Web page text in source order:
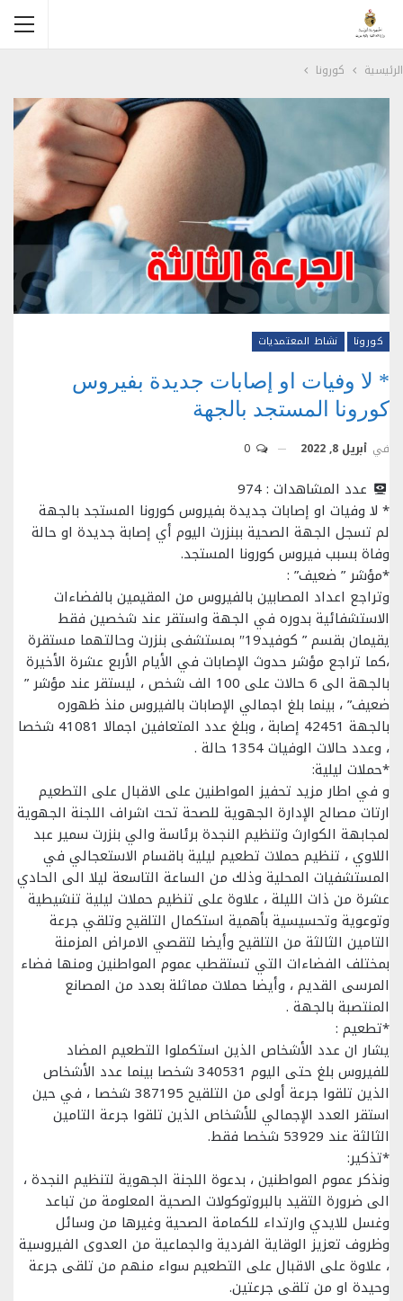
الرئيسية كورونا
كورونا نشاط المعتمديات
* لا وفيات او إصابات جديدة بفيروس
كورونا المستجد بالجهة
في أبريل 8, 2022
عدد المشاهدات :974
* لا وفيات او إصابات جديدة بفيروس كورونا المستجد بالجهة
لم تسجل الجهة الصحية ببنزرت اليوم أي إصابة جديدة او حالة
وفاة بسبب فيروس كورونا المستجد.
*مؤشر ” ضعيف” :
وتراجع اعداد المصابين بالفيروس من المقيمين بالفضاءات
الاستشفائية بدوره في الجهة واستقر عند شخصين فقط
يقيمان بقسم ” كوفيد19″ بمستشفى بنزرت وحالتهما مستقرة
،كما تراجع مؤشر حدوث الإصابات في الأيام الأربع عشرة الأخيرة
بالجهة الى 6 حالات على 100 الف شخص ، ليستقر عند مؤشر ”
ضعيف” ، بينما بلغ اجمالي الإصابات بالفيروس منذ ظهوره
بالجهة 42451 إصابة ، وبلغ عدد المتعافين اجمالا 41081 شخصا
، وعدد حالات الوفيات 1354 حالة .
*حملات ليلية:
و في اطار مزيد تحفيز المواطنين على الاقبال على التطعيم
ارتات مصالح الإدارة الجهوية للصحة تحت اشراف اللجنة الجهوية
لمجابهة الكوارث وتنظيم النجدة برئاسة والي بنزرت سمير عبد
اللاوي ، تنظيم حملات تطعيم ليلية باقسام الاستعجالي في
المستشفيات المحلية وذلك من الساعة التاسعة ليلا الى الحادي
عشرة من ذات الليلة ، علاوة على تنظيم حملات ليلية تنشيطية
وتوعوية وتحسيسية بأهمية استكمال التلقيح وتلقي جرعة
التامين الثالثة من التلقيح وأيضا لتقصي الامراض المزمنة
بمختلف الفضاءات التي تستقطب عموم المواطنين ومنها فضاء
المرسى القديم ، وأيضا حملات مماثلة بعدد من المصانع
المنتصبة بالجهة .
*تطعيم :
يشار ان عدد الأشخاص الذين استكملوا التطعيم المضاد
للفيروس بلغ حتى اليوم 340531 شخصا بينما عدد الأشخاص
الذين تلقوا جرعة أولى من التلقيح 387195 شخصا ، في حين
استقر العدد الإجمالي للأشخاص الذين تلقوا جرعة التامين
الثالثة عند 53929 شخصا فقط.
*تذكير:
ونذكر عموم المواطنين ، بدعوة اللجنة الجهوية لتنظيم النجدة ،
الى ضرورة التقيد بالبروتوكولات الصحية المعلومة من تباعد
وغسل للايدي وارتداء للكمامة الصحية وغيرها من وسائل
وظروف تعزيز الوقاية الفردية والجماعية من العدوى الفيروسية
، علاوة على الاقبال على التطعيم سواء منهم من تلقى جرعة
وحيدة او من تلقى جرعتين.